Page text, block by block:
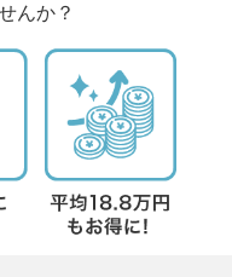
んか？